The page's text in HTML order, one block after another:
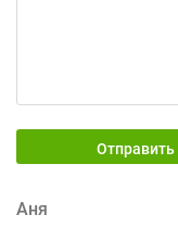
Отправить
Аня